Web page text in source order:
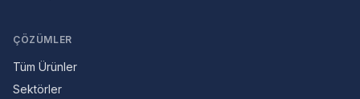
ÇÖZÜMLER
Tüm Ürünler
Sektörler